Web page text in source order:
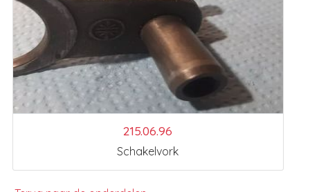
215.06.96
Schakelvork